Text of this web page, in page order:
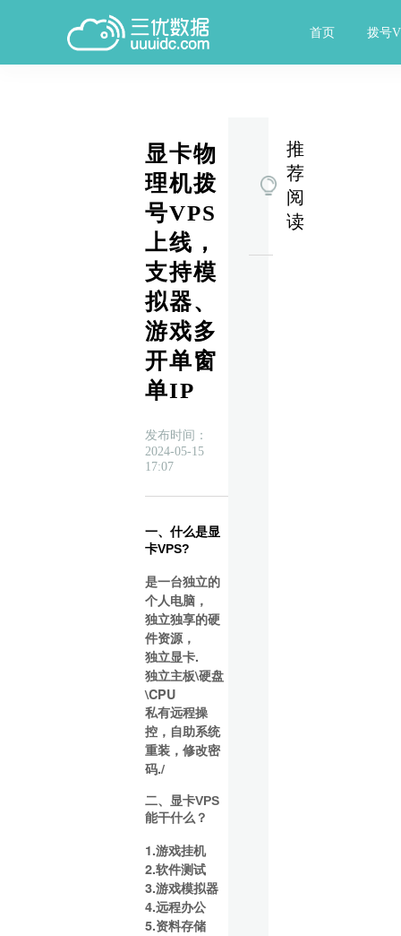
首页 拨号
显卡物
理机拨
号VPS
上线，
支持模
拟器、
游戏多
开单窗
单IP
发布时间：
2024-05-15
17:07
一、什么是显
卡VPS?
是一台独立的
个人电脑，
独立独享的硬
件资源，
独立显卡.
独立主板\硬盘
\CPU
私有远程操
控，自助系统
重装，修改密
码./
二、显卡VPS
能干什么？
1.游戏挂机
2.软件测试
3.游戏模拟器
4.远程办公
5.资料存储
推
荐
阅
读